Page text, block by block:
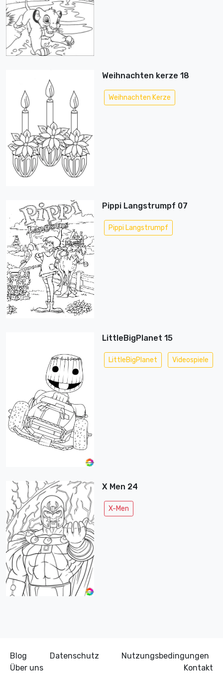
Weihnachten kerze 18
Weihnachten Kerze
Pippi Langstrumpf 07
Pippi Langstrumpf
LittleBigPlanet 15
LittleBigPlanet Videospiele
X Men 24
X-Men
Blog Datenschutz
Nutzungsbedingungen
Über uns
Kontakt